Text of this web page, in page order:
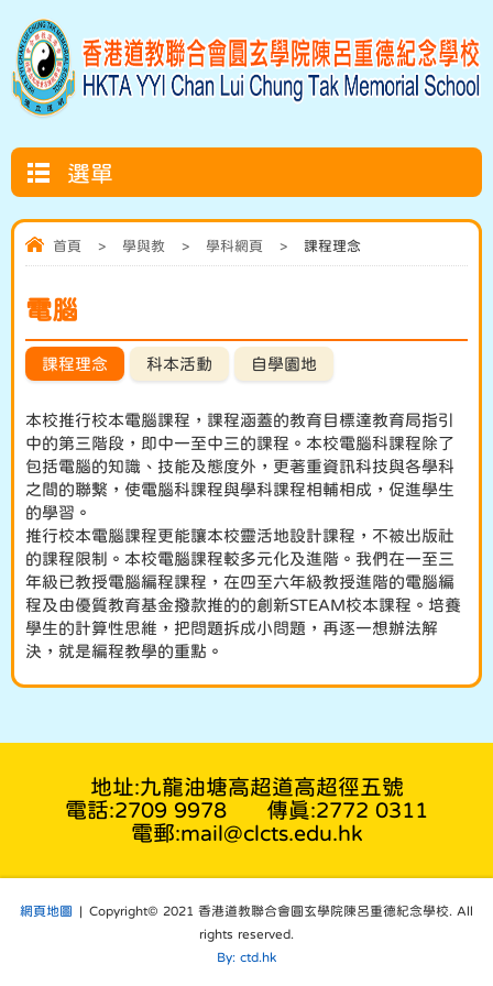
選單
首頁 > 學與教 > 學科網頁 > 課程理念
電腦
課程理念 科本活動 自學園地
本校推行校本電腦課程，課程涵蓋的教育目標達教育局指引
中的第三階段，即中一至中三的課程。本校電腦科課程除了
包括電腦的知識、技能及態度外，更著重資訊科技與各學科
之間的聯繫，使電腦科課程與學科課程相輔相成，促進學生
的學習。
推行校本電腦課程更能讓本校靈活地設計課程，不被出版社
的課程限制。本校電腦課程較多元化及進階。我們在一至三
年級已教授電腦編程課程，在四至六年級教授進階的電腦編
程及由優質教育基金撥款推的的創新STEAM校本課程。培養
學生的計算性思維，把問題拆成小問題，再逐一想辦法解
決，就是編程教學的重點。
地址:九龍油塘高超道高超徑五號
電話:2709 9978
傳真:2772 0311
電郵:mail@clcts.edu.hk
網頁地圖 | Copyright© 2021 香港道教聯合會圓玄學院陳呂重德紀念學校. All
rights reserved.
By: ctd.hk